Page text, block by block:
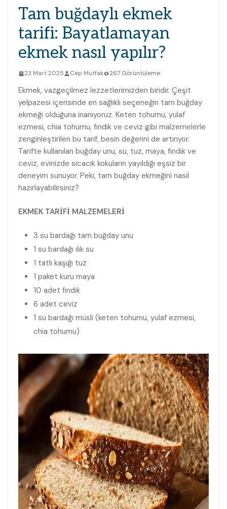
Tam buğdaylı ekmek
tarifi: Bayatlamayan
ekmek nasıl yapılır?
23 Mart 2025 Cep Mutfak 267 Görüntüleme
Ekmek, vazgeçilmez lezzetlerimizden biridir. Çeşit
yelpazesi içerisinde en sağlıklı seçeneğin tam buğday
ekmeği olduğuna inanıyoruz. Keten tohumu, yulaf
ezmesi, chia tohumu, fındık ve ceviz gibi malzemelerle
zenginleştirilen bu tarif, besin değerini de artırıyor.
Tarifte kullanılan buğday unu, su, tuz, maya, fındık ve
ceviz, evinizde sıcacık kokuların yayıldığı eşsiz bir
deneyim sunuyor. Peki, tam buğday ekmeğini nasıl
hazırlayabilirsiniz?
EKMEK TARİFİ MALZEMELERİ
3 su bardağı tam buğday unu
1 su bardağı ılık su
1 tatlı kaşığı tuz
1 paket kuru maya
10 adet fındık
6 adet ceviz
1 su bardağı müsli (keten tohumu, yulaf ezmesi,
chia tohumu)